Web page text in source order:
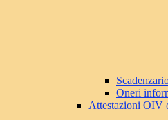
Oneri
Attestazioni OIV